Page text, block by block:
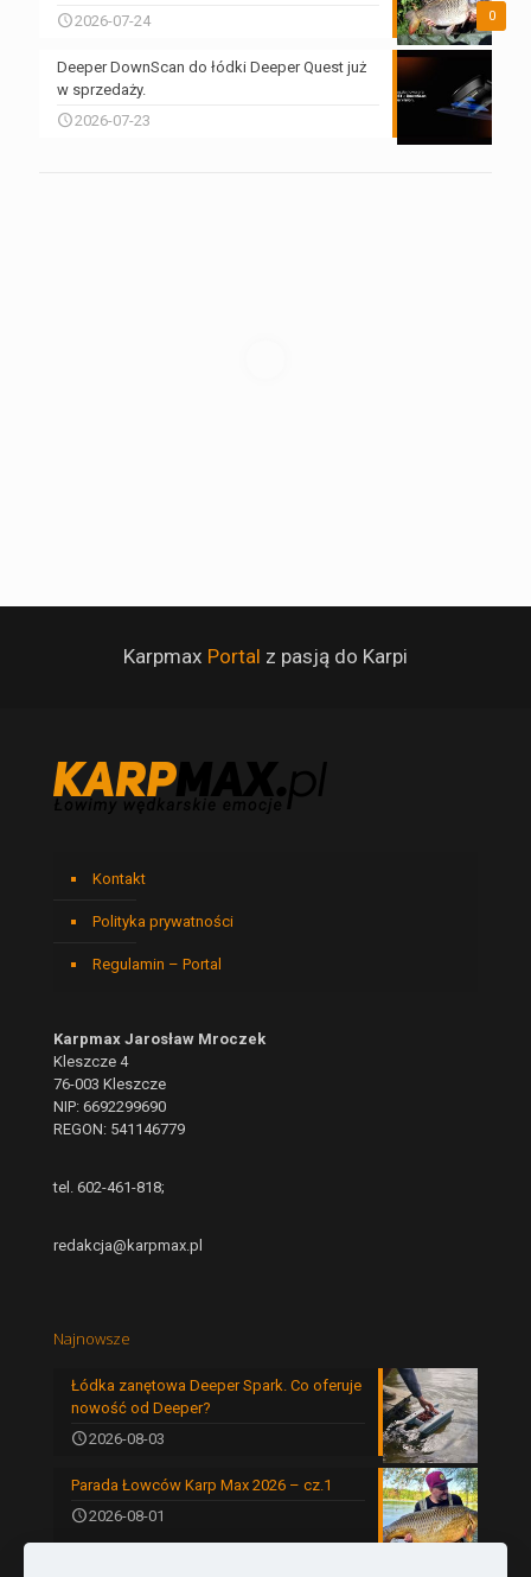
0
2026-07-24
Deeper DownScan do łódki Deeper Quest już
w sprzedaży.
2026-07-23
Karpmax Portal z pasją do Karpi
Kontakt
Polityka prywatności
Regulamin – Portal
Karpmax Jarosław Mroczek
Kleszcze 4
76-003 Kleszcze
NIP: 6692299690
REGON: 541146779
tel. 602-461-818;
redakcja@karpmax.pl
Najnowsze
Łódka zanętowa Deeper Spark. Co oferuje
nowość od Deeper?
2026-08-03
Parada Łowców Karp Max 2026 – cz.1
2026-08-01